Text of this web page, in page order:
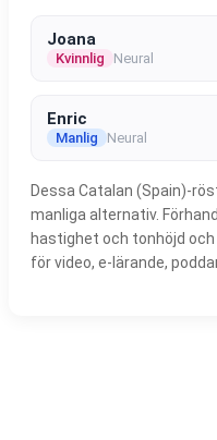
Joana
Kvinnlig Neural
Enric
Manlig Neural
Dessa Catalan (Spain)-
manliga alternativ.
hastighet och tonhöjd
för video, e-lärande,